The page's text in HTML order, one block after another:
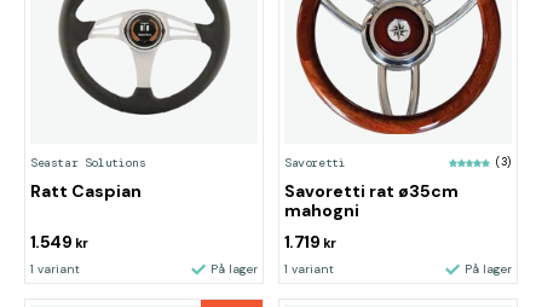
Seastar Solutions
Ratt Caspian
1.549 kr
1 variant På lager
Savoretti (3)
Savoretti rat ø35cm
mahogni
1.719 kr
1 variant På lager